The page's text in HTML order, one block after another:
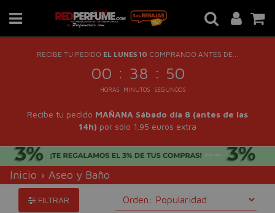
RECIBE TU PEDIDO EL LUNES 10 COMPRANDO ANTES DE...
00 : 38 : 49
HORAS MINUTOS SEGUNDOS
Recibe tu pedido MAÑANA Sábado día 8 (antes de las
14h) por sólo 1.95 euros extra
Inicio › Aseo y Baño
FILTRAR